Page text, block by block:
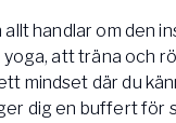
handlar om den
att träna och
mindset där du
dig en buffert för